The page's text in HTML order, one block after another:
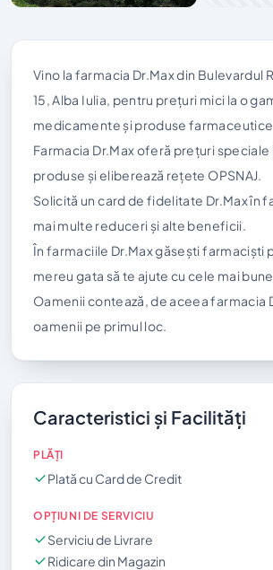
Vino la farmacia Dr.Max din Bulevardul
15, Alba Iulia, pentru prețuri mici la o
medicamente și produse
Farmacia Dr.Max oferă prețuri speciale
produse și eliberează rețete OPSNAJ.
Solicită un card de fidelitate Dr.Max în
mai multe reduceri și alte beneficii.
În farmaciile Dr.Max găsești farmaciști
mereu gata să te ajute cu cele mai
Oamenii contează, de aceea farmacia
oamenii pe primul loc.
Caracteristici și Facilități
PLĂȚI
Plată cu Card de Credit
OPȚIUNI DE SERVICIU
Serviciu de Livrare
Ridicare din Magazin